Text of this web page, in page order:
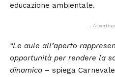
educazione ambientale.
-
“Le aule all’aperto
opportunità per rendere la
dinamica – spiega